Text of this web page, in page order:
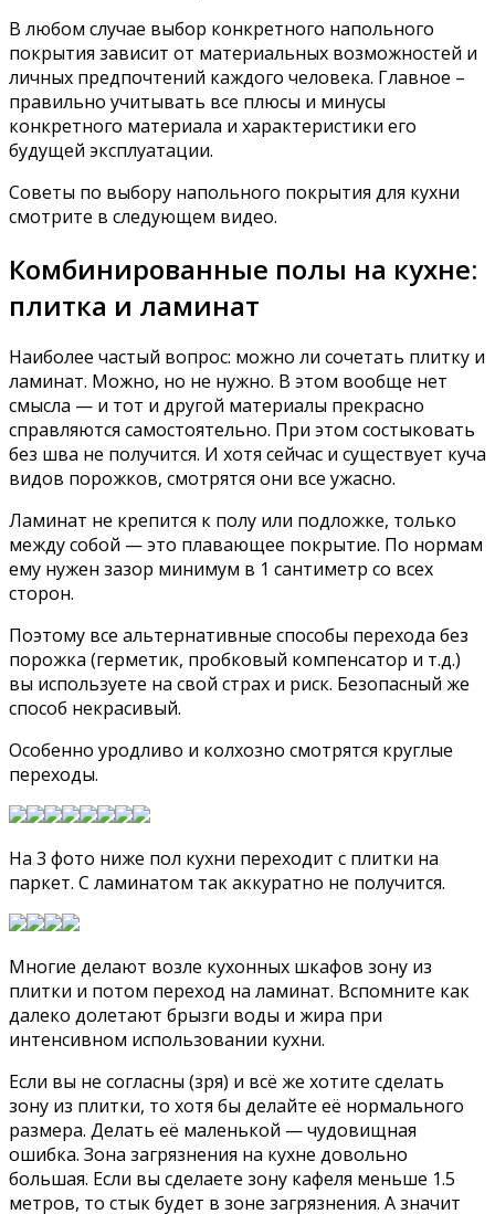
В любом случае выбор конкретного напольного
покрытия зависит от материальных возможностей и
личных предпочтений каждого человека. Главное –
правильно учитывать все плюсы и минусы
конкретного материала и характеристики его
будущей эксплуатации.
Советы по выбору напольного покрытия для кухни
смотрите в следующем видео.
Комбинированные полы на кухне:
плитка и ламинат
Наиболее частый вопрос: можно ли сочетать плитку и
ламинат. Можно, но не нужно. В этом вообще нет
смысла — и тот и другой материалы прекрасно
справляются самостоятельно. При этом состыковать
без шва не получится. И хотя сейчас и существует куча
видов порожков, смотрятся они все ужасно.
Ламинат не крепится к полу или подложке, только
между собой — это плавающее покрытие. По нормам
ему нужен зазор минимум в 1 сантиметр со всех
сторон.
Поэтому все альтернативные способы перехода без
порожка (герметик, пробковый компенсатор и т.д.)
вы используете на свой страх и риск. Безопасный же
способ некрасивый.
Особенно уродливо и колхозно смотрятся круглые
переходы.
На 3 фото ниже пол кухни переходит с плитки на
паркет. С ламинатом так аккуратно не получится.
Многие делают возле кухонных шкафов зону из
плитки и потом переход на ламинат. Вспомните как
далеко долетают брызги воды и жира при
интенсивном использовании кухни.
Если вы не согласны (зря) и всё же хотите сделать
зону из плитки, то хотя бы делайте её нормального
размера. Делать её маленькой — чудовищная
ошибка. Зона загрязнения на кухне довольно
большая. Если вы сделаете зону кафеля меньше 1.5
метров, то стык будет в зоне загрязнения. А значит